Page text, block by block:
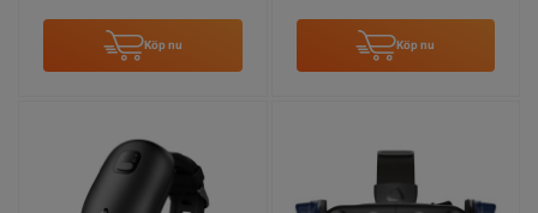
Köp nu Köp nu